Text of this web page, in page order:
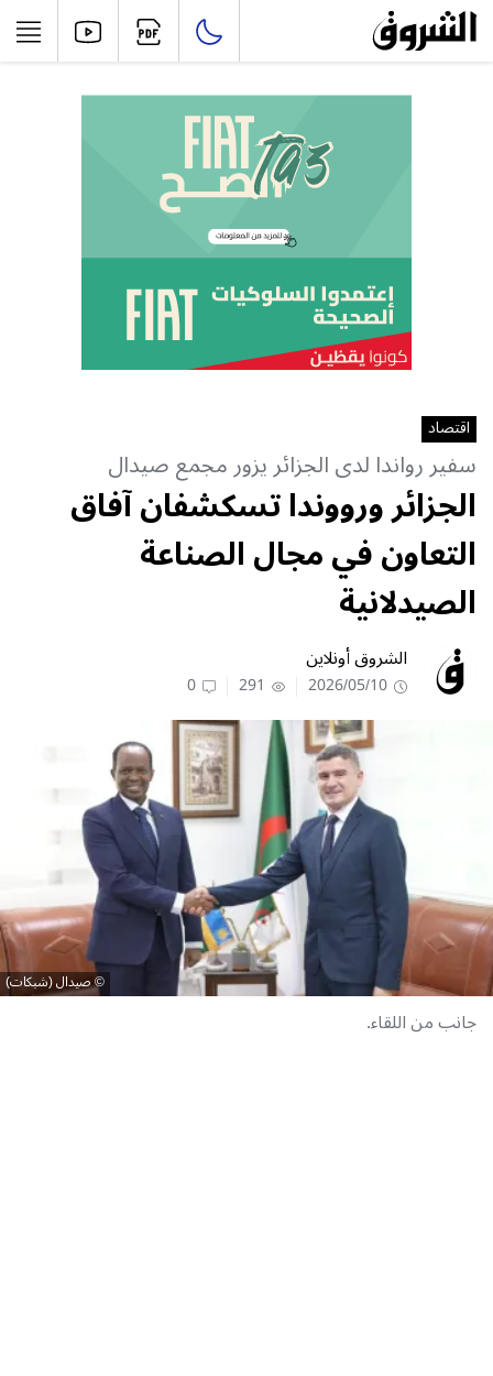
اقتصاد
سفير رواندا لدى الجزائر يزور مجمع صيدال
الجزائر ورووندا تسكشفان آفاق
التعاون في مجال الصناعة
الصيدلانية
الشروق أونلاين
2026/05/10
291
0
صيدال (شبكات)
جانب من اللقاء.